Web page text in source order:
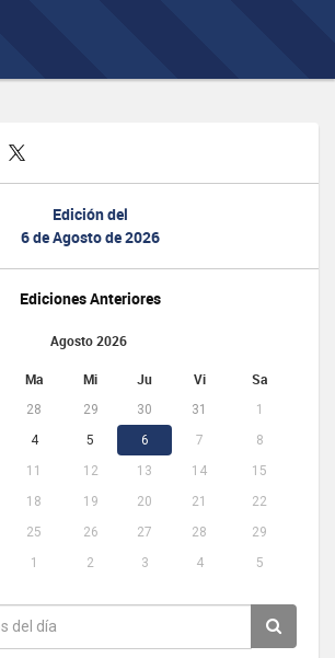
Edición del
6 de Agosto de 2026
Ediciones Anteriores
Agosto 2026
Ma Mi Ju Vi Sa
28 29 30 31
1
4 5 6 7
8
11 12 13 14
15
18 19 20 21
22
25 26 27 28
29
1 2 3 4 5